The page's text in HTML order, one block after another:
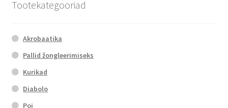
Tootekategooriad
Akrobaatika
Pallid žongleerimiseks
Kurikad
Diabolo
Poi